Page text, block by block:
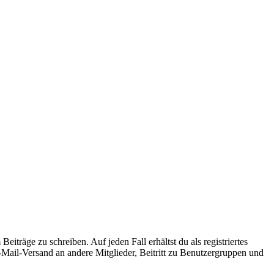
zu schreiben. Auf jeden Fall erhältst du als registriertes
Versand an andere Mitglieder, Beitritt zu Benutzergruppen und